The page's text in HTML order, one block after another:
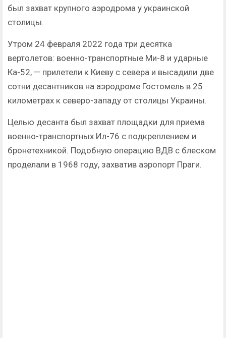
был захват крупного аэродрома у украинской
столицы.
Утром 24 февраля 2022 года три десятка
вертолетов: военно-транспортные Ми-8 и ударные
Ка-52, — прилетели к Киеву с севера и высадили две
сотни десантников на аэродроме Гостомель в 25
километрах к северо-западу от столицы Украины.
Целью десанта был захват площадки для приема
военно-транспортных Ил-76 с подкреплением и
бронетехникой. Подобную операцию ВДВ с блеском
проделали в 1968 году, захватив аэропорт Праги.